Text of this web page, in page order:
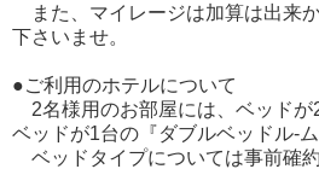
また、マイレージは加算は出来
下さいませ。
●ご利用のホテルについて
2名様用のお部屋には、ベッドが
ベッドが1台の『ダブルベッドル-ム
ベッドタイプについては事前確